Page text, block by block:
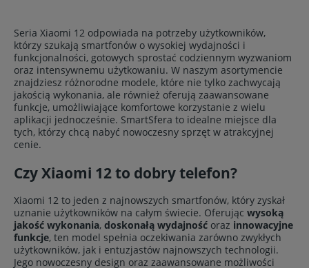
Seria Xiaomi 12 odpowiada na potrzeby użytkowników,
którzy szukają smartfonów o wysokiej wydajności i
funkcjonalności, gotowych sprostać codziennym wyzwaniom
oraz intensywnemu użytkowaniu. W naszym asortymencie
znajdziesz różnorodne modele, które nie tylko zachwycają
jakością wykonania, ale również oferują zaawansowane
funkcje, umożliwiające komfortowe korzystanie z wielu
aplikacji jednocześnie. SmartSfera to idealne miejsce dla
tych, którzy chcą nabyć nowoczesny sprzęt w atrakcyjnej
cenie.
Czy Xiaomi 12 to dobry telefon?
Xiaomi 12 to jeden z najnowszych smartfonów, który zyskał
uznanie użytkowników na całym świecie. Oferując wysoką
jakość wykonania, doskonałą wydajność oraz innowacyjne
funkcje, ten model spełnia oczekiwania zarówno zwykłych
użytkowników, jak i entuzjastów najnowszych technologii.
Jego nowoczesny design oraz zaawansowane możliwości